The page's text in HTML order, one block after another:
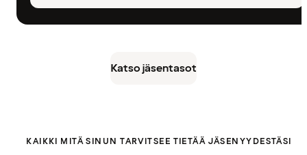
Katso jäsentasot
KAIKKI MITÄ SINUN TARVITSEE TIETÄÄ JÄSENYYDESTÄSI